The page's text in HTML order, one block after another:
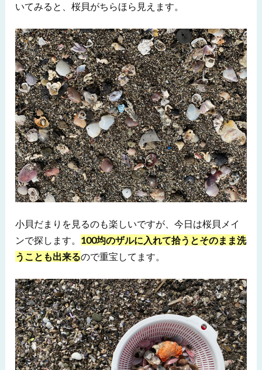
いてみると、桜貝がちらほら見えます。
小貝だまりを見るのも楽しいですが、今日は桜貝メイ
ンで探します。 100均のザルに入れて拾うとそのまま洗
うことも出来るので重宝してます。